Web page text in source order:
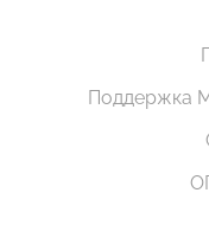
Поддержка